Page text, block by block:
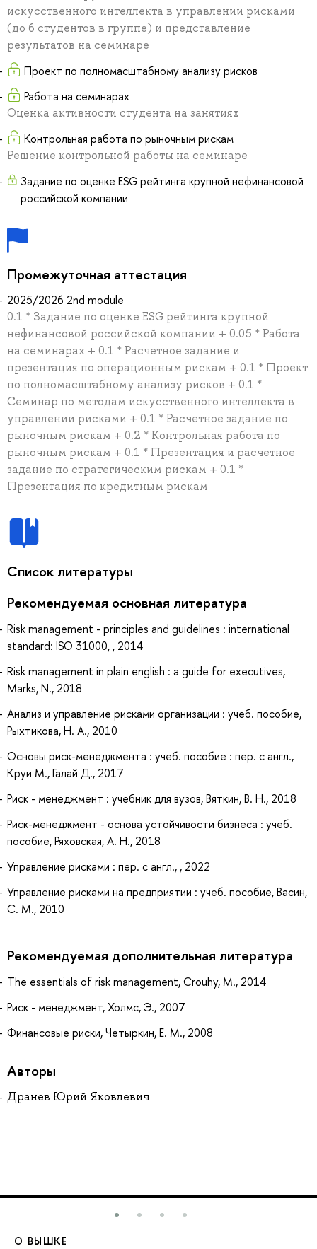
искусственного интеллекта в управлении рисками
(до 6 студентов в группе) и представление
результатов на семинаре
Проект по полномасштабному анализу рисков
Работа на семинарах
Оценка активности студента на занятиях
Контрольная работа по рыночным рискам
Решение контрольной работы на семинаре
Задание по оценке ESG рейтинга крупной нефинансовой
российской компании
Промежуточная аттестация
2025/2026 2nd module
0.1 * Задание по оценке ESG рейтинга крупной
нефинансовой российской компании + 0.05 * Работа
на семинарах + 0.1 * Расчетное задание и
презентация по операционным рискам + 0.1 * Проект
по полномасштабному анализу рисков + 0.1 *
Семинар по методам искусственного интеллекта в
управлении рисками + 0.1 * Расчетное задание по
рыночным рискам + 0.2 * Контрольная работа по
рыночным рискам + 0.1 * Презентация и расчетное
задание по стратегическим рискам + 0.1 *
Презентация по кредитным рискам
Список литературы
Рекомендуемая основная литература
Risk management - principles and guidelines : international
standard: ISO 31000, , 2014
Risk management in plain english : a guide for executives,
Marks, N., 2018
Анализ и управление рисками организации : учеб. пособие,
Рыхтикова, Н. А., 2010
Основы риск-менеджмента : учеб. пособие : пер. с англ.,
Круи М., Галай Д., 2017
Риск - менеджмент : учебник для вузов, Вяткин, В. Н., 2018
Риск-менеджмент - основа устойчивости бизнеса : учеб.
пособие, Ряховская, А. Н., 2018
Управление рисками : пер. с англ., , 2022
Управление рисками на предприятии : учеб. пособие, Васин,
С. М., 2010
Рекомендуемая дополнительная литература
The essentials of risk management, Crouhy, M., 2014
Риск - менеджмент, Холмс, Э., 2007
Финансовые риски, Четыркин, Е. М., 2008
Авторы
Дранев Юрий Яковлевич
О ВЫШКЕ